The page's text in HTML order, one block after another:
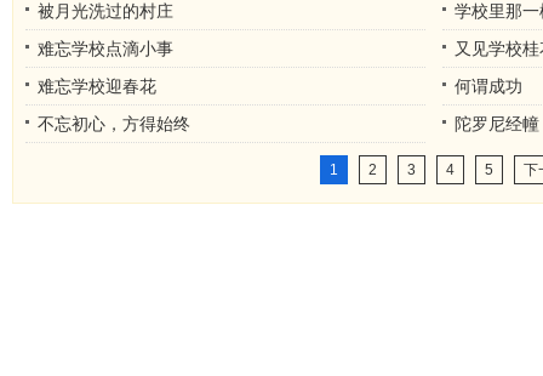
被月光洗过的村庄
学校里那
难忘学校点滴小事
又见学校
难忘学校迎春花
何谓成功
不忘初心，方得始终
陀罗尼经幢
1 2 3 4 5 下